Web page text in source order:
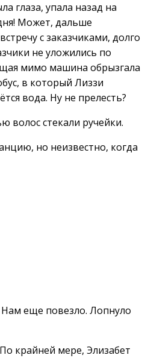
глаза, упала назад на
Может, дальше
с заказчиками, долго
не уложились по
мимо машина обрызгала
в который Лиззи
вода. Ну не прелесть?
волос стекали ручейки.
но неизвестно, когда
еще повезло. Лопнуло
крайней мере, Элизабет